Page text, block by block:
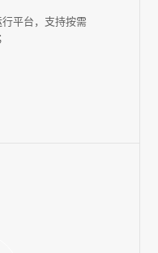
平台，支持按需